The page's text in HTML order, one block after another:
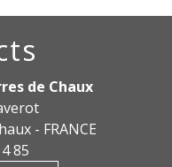
de Chaux
- FRANCE
85